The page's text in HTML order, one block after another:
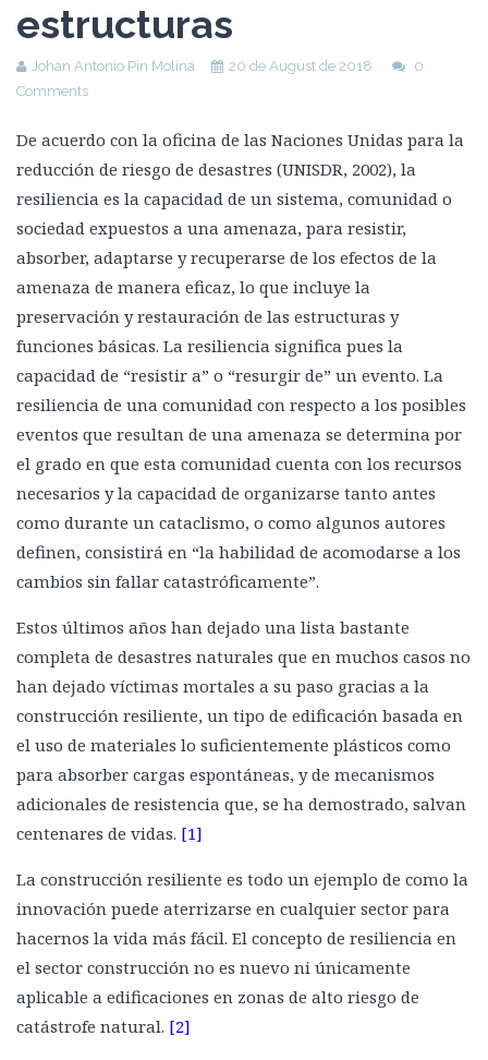
Principales fallas tectónicas del planeta
La Falla de San Andreas
Cinturón de Fuego del Pacífico
Lago Kivu
Zona del Rift de Baikal
La falla de Suswa
Hacer frente a los terremotos
Riesgo Sísmico
Vulnerabilidad: Errores del pasado
Apoyo de la Unión Europea en la Reducción de Riesgo de
Desastres
Chile como ejemplo de reducción de riesgo sísmico
Resilencia en estructuras
Aisladores de base
Rodamientos de caucho y plomo
Sistema de aislamiento deslizante esférico
Sistema con cojinetes de aire
Sistema de placas oscilantes: Aislamiento de Alaska
Sistema de aislador de base cinemático
Amortiguamiento en estructuras
Dispositivos de amortiguación
Amortiguadores viscosos
Amortiguadores de fricción
Amortiguadores de deformación o de rendimiento metálico
El poder del péndulo: Amortiguador de masa sintonizado
Corazón de roca: núcleo de hormigón
Capa de invisibilidad sísmica
Materiales novedosos
estructuras
Johan Antonio Pin Molina 20 de August de 2018
0
Comments
De acuerdo con la oficina de las Naciones Unidas para la
reducción de riesgo de desastres (UNISDR, 2002), la
resiliencia es la capacidad de un sistema, comunidad o
sociedad expuestos a una amenaza, para resistir,
absorber, adaptarse y recuperarse de los efectos de la
amenaza de manera eficaz, lo que incluye la
preservación y restauración de las estructuras y
funciones básicas. La resiliencia significa pues la
capacidad de “resistir a” o “resurgir de” un evento. La
resiliencia de una comunidad con respecto a los posibles
eventos que resultan de una amenaza se determina por
el grado en que esta comunidad cuenta con los recursos
necesarios y la capacidad de organizarse tanto antes
como durante un cataclismo, o como algunos autores
definen, consistirá en “la habilidad de acomodarse a los
cambios sin fallar catastróficamente”.
Estos últimos años han dejado una lista bastante
completa de desastres naturales que en muchos casos no
han dejado víctimas mortales a su paso gracias a la
construcción resiliente, un tipo de edificación basada en
el uso de materiales lo suficientemente plásticos como
para absorber cargas espontáneas, y de mecanismos
adicionales de resistencia que, se ha demostrado, salvan
centenares de vidas. [1]
La construcción resiliente es todo un ejemplo de como la
innovación puede aterrizarse en cualquier sector para
hacernos la vida más fácil. El concepto de resiliencia en
el sector construcción no es nuevo ni únicamente
aplicable a edificaciones en zonas de alto riesgo de
catástrofe natural. [2]